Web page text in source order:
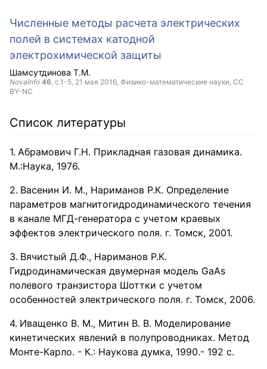
Численные методы расчета электрических
полей в системах катодной
электрохимической защиты
Шамсутдинова Т.М.
NovaInfo 46, с.1-5, 21 мая 2016, Физико-математические науки, CC
BY-NC
Список литературы
Абрамович Г.Н. Прикладная газовая динамика.
М.:Наука, 1976.
Васенин И. М., Нариманов Р.К. Определение
параметров магнитогидродинамического течения
в канале МГД-генератора с учетом краевых
эффектов электрического поля. г. Томск, 2001.
Вячистый Д.Ф., Нариманов Р.К.
Гидродинамическая двумерная модель GaAs
полевого транзистора Шоттки с учетом
особенностей электрического поля. г. Томск, 2006.
Иващенко В. М., Митин В. В. Моделирование
кинетических явлений в полупроводниках. Метод
Монте-Карло. - К.: Наукова думка, 1990.- 192 с.